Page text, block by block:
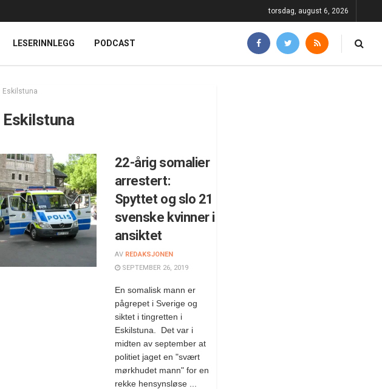
torsdag, august 6, 2026
LESERINNLEGG PODCAST
Eskilstuna
Eskilstuna
22-årig somalier
arrestert:
Spyttet og slo 21
svenske kvinner i
ansiktet
AV REDAKSJONEN
SEPTEMBER 26, 2019
En somalisk mann er
pågrepet i Sverige og
siktet i tingretten i
Eskilstuna. Det var i
midten av september at
politiet jaget en "svært
mørkhudet mann" for en
rekke hensynsløse ...